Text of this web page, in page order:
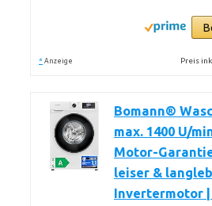
* Anzeige Preis
Bomann®
max. 1400 U/
Motor-
leiser &
Invertermotor |